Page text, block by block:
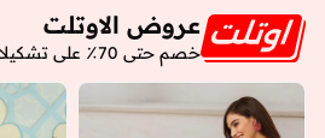
عروض الاوتلت
خصم حتى 70٪ على تشكيلات مختارة